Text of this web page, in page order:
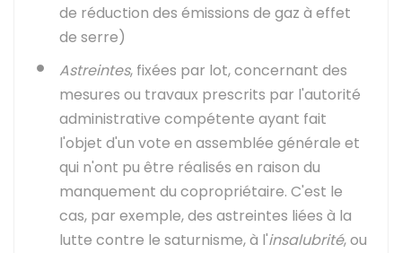
de réduction des émissions de gaz à effet
de serre)
Astreintes, fixées par lot, concernant des
mesures ou travaux prescrits par l'autorité
administrative compétente ayant fait
l'objet d'un vote en assemblée générale et
qui n'ont pu être réalisés en raison du
manquement du copropriétaire. C'est le
cas, par exemple, des astreintes liées à la
lutte contre le saturnisme, à l'insalubrité, ou